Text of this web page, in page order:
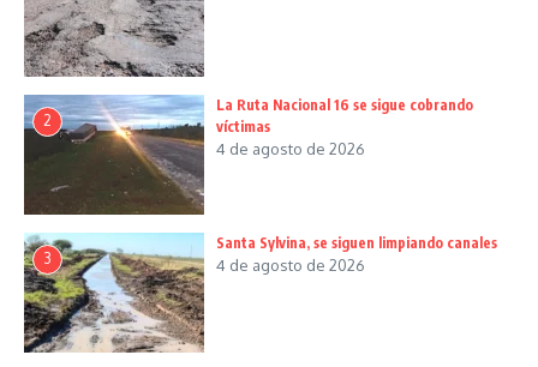
2
La Ruta Nacional 16 se sigue cobrando
víctimas
4 de agosto de 2026
3
Santa Sylvina, se siguen limpiando canales
4 de agosto de 2026